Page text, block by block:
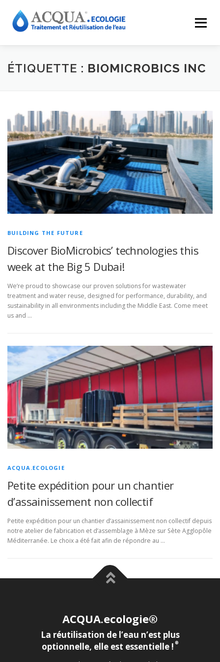
Menu
RESSOURCES CONTACT ACQUA-SHOP
ÉTIQUETTE : BIOMICROBICS INC
BUILDING THE FUTURE
Discover BioMicrobics’ technologies this
week at the Big 5 Dubai!
We’re proud to showcase our proven solutions for wastewater
treatment and water reuse, designed for performance, durability, and
sustainability in all environments including the Middle East. Come meet
us and …
ACQUA.ECOLOGIE
Petite expédition pour un chantier
d’assainissement non collectif
Petite expédition pour un chantier d’assainissement non collectif depuis
notre atelier de fabrication et d’assemblage à Mèze sur Sète Agglopôle
Méditerranée. Le choix a été fait afin de répondre au …
ACQUA.ecologie®
La réutilisation de l’eau n’est plus
optionnelle, elle est essentielle ! ®